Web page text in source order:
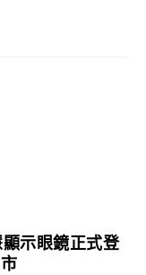
示眼鏡正式登